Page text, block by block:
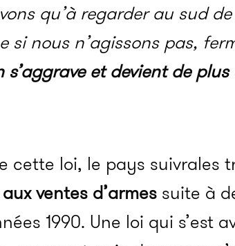
qu’à regarder au sud
si nous n’agissons pas,
et devient de
cette loi, le pays suivrales
ventes d’armes suite à
1990. Une loi qui s’est